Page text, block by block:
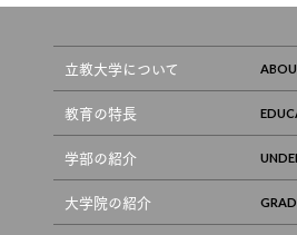
立教大学について
教育の特長
学部の紹介
大学院の紹介